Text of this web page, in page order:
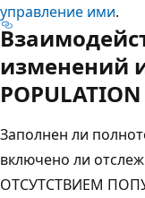
управление ими.
изменений
POPULATION
Заполнен ли
включено ли
ОТСУТСТВИЕМ